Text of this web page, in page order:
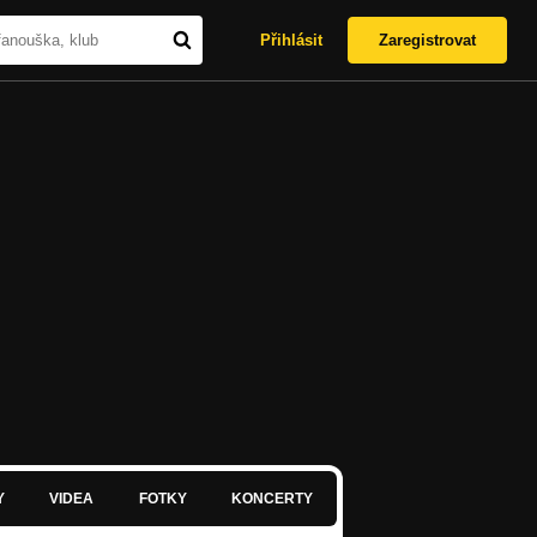
Přihlásit Zaregistrovat
VIDEA FOTKY KONCERTY